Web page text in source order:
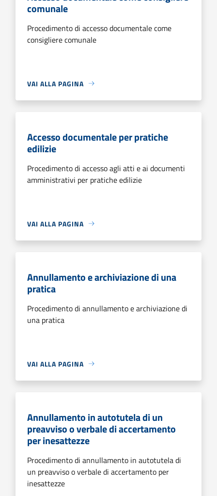
comunale
Procedimento di accesso documentale come
consigliere comunale
VAI ALLA PAGINA
Accesso documentale per pratiche
edilizie
Procedimento di accesso agli atti e ai documenti
amministrativi per pratiche edilizie
VAI ALLA PAGINA
Annullamento e archiviazione di una
pratica
Procedimento di annullamento e archiviazione di
una pratica
VAI ALLA PAGINA
Annullamento in autotutela di un
preavviso o verbale di accertamento
per inesattezze
Procedimento di annullamento in autotutela di
un preavviso o verbale di accertamento per
inesattezze